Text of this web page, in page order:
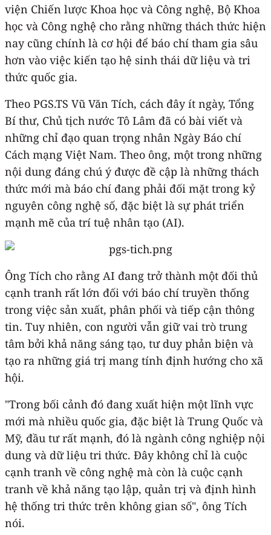
viện Chiến lược Khoa học và Công nghệ, Bộ Khoa
học và Công nghệ cho rằng những thách thức hiện
nay cũng chính là cơ hội để báo chí tham gia sâu
hơn vào việc kiến tạo hệ sinh thái dữ liệu và tri
thức quốc gia.
Theo PGS.TS Vũ Văn Tích, cách đây ít ngày, Tổng
Bí thư, Chủ tịch nước Tô Lâm đã có bài viết và
những chỉ đạo quan trọng nhân Ngày Báo chí
Cách mạng Việt Nam. Theo ông, một trong những
nội dung đáng chú ý được đề cập là những thách
thức mới mà báo chí đang phải đối mặt trong kỷ
nguyên công nghệ số, đặc biệt là sự phát triển
mạnh mẽ của trí tuệ nhân tạo (AI).
Ông Tích cho rằng AI đang trở thành một đối thủ
cạnh tranh rất lớn đối với báo chí truyền thống
trong việc sản xuất, phân phối và tiếp cận thông
tin. Tuy nhiên, con người vẫn giữ vai trò trung
tâm bởi khả năng sáng tạo, tư duy phản biện và
tạo ra những giá trị mang tính định hướng cho xã
hội.
"Trong bối cảnh đó đang xuất hiện một lĩnh vực
mới mà nhiều quốc gia, đặc biệt là Trung Quốc và
Mỹ, đầu tư rất mạnh, đó là ngành công nghiệp nội
dung và dữ liệu tri thức. Đây không chỉ là cuộc
cạnh tranh về công nghệ mà còn là cuộc cạnh
tranh về khả năng tạo lập, quản trị và định hình
hệ thống tri thức trên không gian số", ông Tích
nói.